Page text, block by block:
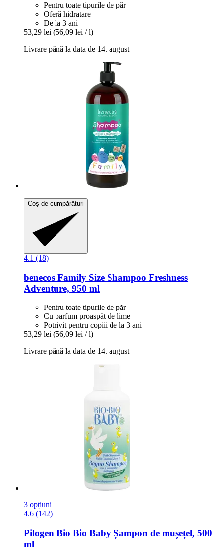
Pentru toate tipurile de păr
Oferă hidratare
De la 3 ani
53,29 lei (56,09 lei / l)
Livrare până la data de 14. august
Coș de cumpărături
4.1 (18)
benecos Family Size Shampoo Freshness
Adventure, 950 ml
Pentru toate tipurile de păr
Cu parfum proaspăt de lime
Potrivit pentru copiii de la 3 ani
53,29 lei (56,09 lei / l)
Livrare până la data de 14. august
3 opțiuni
4.6 (142)
Pilogen Bio Bio Baby Șampon de mușețel, 500
ml